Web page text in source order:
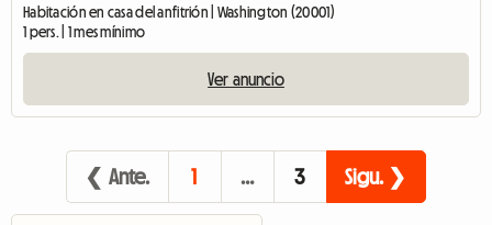
Habitación en casa del anfitrión | Washington (20001)
1 pers. | 1 mes mínimo
Ver anuncio
❮ Ante. 1 … 3 Sigu. ❯